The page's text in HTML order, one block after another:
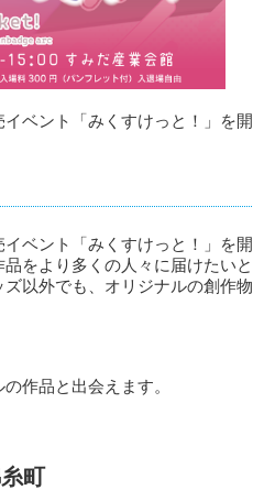
ベント「みくすけっと！」を開
ベント「みくすけっと！」を
をより多くの人々に届けたい
以外でも、オリジナルの創作
作品と出会えます。
町